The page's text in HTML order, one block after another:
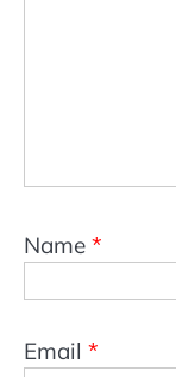
Name *
Email *